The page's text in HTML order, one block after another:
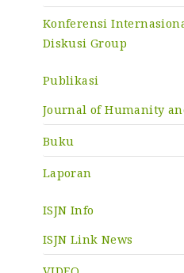
Konferensi
Diskusi Group
Publikasi
Journal of Humanity
Buku
Laporan
ISJN Info
ISJN Link News